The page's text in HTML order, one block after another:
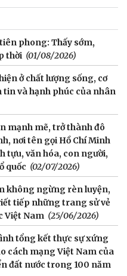
phong: Thấy sớm,
thời (01/08/2026)
ở chất lượng sống, cơ
và hạnh phúc của nhân
mạnh mẽ, trở thành đô
nơi tên gọi Hồ Chí Minh
tựu, văn hóa, con người,
quốc (02/07/2026)
không ngừng rèn luyện,
tiếp những trang sử vẻ
Việt Nam (25/06/2026)
tổng kết thực sự xứng
cách mạng Việt Nam của
đất nước trong 100 năm